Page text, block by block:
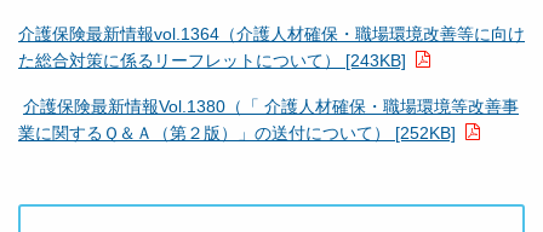
介護保険最新情報vol.1364（介護人材確保・職場環境改善等に向け
た総合対策に係るリーフレットについて） [243KB]
介護保険最新情報Vol.1380（「 介護人材確保・職場環境等改善事
業に関するＱ＆Ａ（第２版）」の送付について） [252KB]